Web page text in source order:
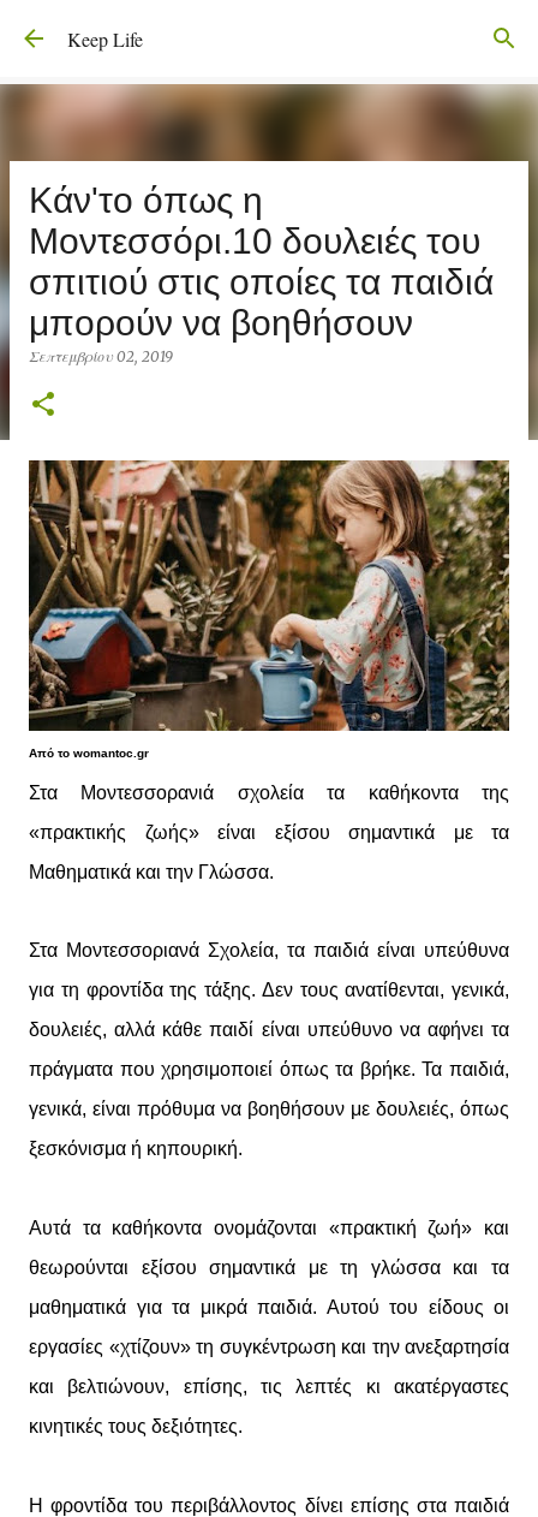
Μετάβαση στο κύριο περιεχόμενο
Keep Life
Κάν'το όπως η
Μοντεσσόρι.10 δουλειές του
σπιτιού στις οποίες τα παιδιά
μπορούν να βοηθήσουν
Σεπτεμβρίου 02, 2019
Από το womantoc.gr
Στα Μοντεσσορανιά σχολεία τα καθήκοντα της
«πρακτικής ζωής» είναι εξίσου σημαντικά με τα
Μαθηματικά και την Γλώσσα.
Στα Μοντεσσοριανά Σχολεία, τα παιδιά είναι υπεύθυνα
για τη φροντίδα της τάξης. Δεν τους ανατίθενται, γενικά,
δουλειές, αλλά κάθε παιδί είναι υπεύθυνο να αφήνει τα
πράγματα που χρησιμοποιεί όπως τα βρήκε. Τα παιδιά,
γενικά, είναι πρόθυμα να βοηθήσουν με δουλειές, όπως
ξεσκόνισμα ή κηπουρική.
Αυτά τα καθήκοντα ονομάζονται «πρακτική ζωή» και
θεωρούνται εξίσου σημαντικά με τη γλώσσα και τα
μαθηματικά για τα μικρά παιδιά. Αυτού του είδους οι
εργασίες «χτίζουν» τη συγκέντρωση και την ανεξαρτησία
και βελτιώνουν, επίσης, τις λεπτές κι ακατέργαστες
κινητικές τους δεξιότητες.
Η φροντίδα του περιβάλλοντος δίνει επίσης στα παιδιά